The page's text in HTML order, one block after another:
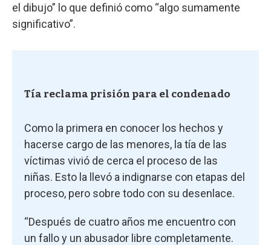
el dibujo” lo que definió como “algo sumamente
significativo”.
Tía reclama prisión para el condenado
Como la primera en conocer los hechos y
hacerse cargo de las menores, la tía de las
víctimas vivió de cerca el proceso de las
niñas. Esto la llevó a indignarse con etapas del
proceso, pero sobre todo con su desenlace.
“Después de cuatro años me encuentro con
un fallo y un abusador libre completamente.